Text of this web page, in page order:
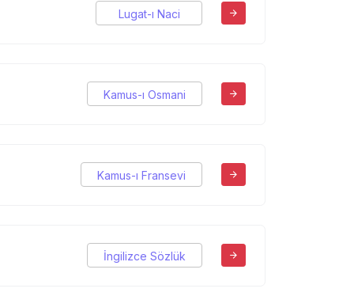
Lugat-ı Naci
Kamus-ı Osmani
Kamus-ı Fransevi
İngilizce Sözlük